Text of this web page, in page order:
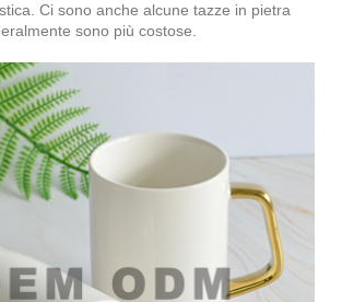
Ci sono anche alcune tazze in pietra
sono più costose.